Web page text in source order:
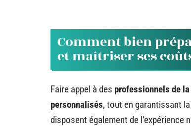
Comment bien
et maîtriser ses
Faire appel à des professionnels de
personnalisés, tout en garantissant
disposent également de l’expérience